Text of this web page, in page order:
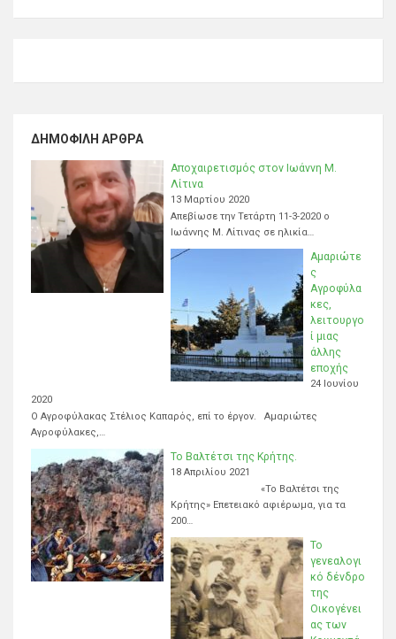
ΔΗΜΟΦΙΛΉ ΆΡΘΡΑ
Αποχαιρετισμός στον Ιωάννη Μ.
Λίτινα
13 Μαρτίου 2020
Απεβίωσε την Τετάρτη 11-3-2020 ο
Ιωάννης Μ. Λίτινας σε ηλικία…
Αμαριώτε
ς
Αγροφύλα
κες,
λειτουργο
ί μιας
άλλης
εποχής
24 Ιουνίου
2020
Ο Αγροφύλακας Στέλιος Καπαρός, επί το έργον. Αμαριώτες
Αγροφύλακες,…
Το Βαλτέτσι της Κρήτης.
18 Απριλίου 2021
«Το Βαλτέτσι της
Κρήτης» Επετειακό αφιέρωμα, για τα
200…
Το
γενεαλογι
κό δένδρο
της
Οικογένει
ας των